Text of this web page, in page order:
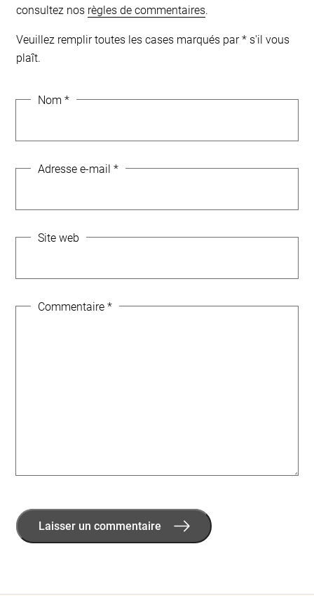
consultez nos règles de commentaires.
Veuillez remplir toutes les cases marqués par * s'il vous
plaît.
Nom *
Adresse e-mail *
Site web
Commentaire *